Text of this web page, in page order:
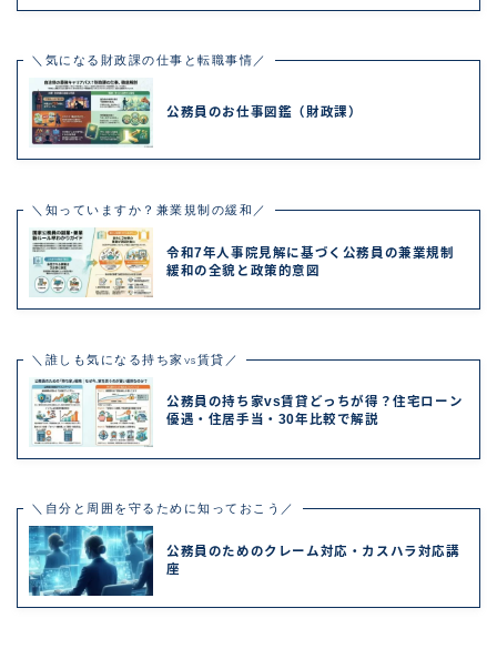
＼気になる財政課の仕事と転職事情／
公務員のお仕事図鑑（財政課）
＼知っていますか？兼業規制の緩和／
令和7年人事院見解に基づく公務員の兼業規制
緩和の全貌と政策的意図
＼誰しも気になる持ち家vs賃貸／
公務員の持ち家vs賃貸どっちが得？住宅ローン
優遇・住居手当・30年比較で解説
＼自分と周囲を守るために知っておこう／
公務員のためのクレーム対応・カスハラ対応講
座